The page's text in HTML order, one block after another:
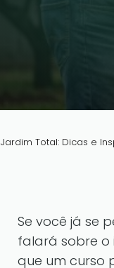
Jardim Total: Dicas e
Se você já se
falará sobre o
que um curso